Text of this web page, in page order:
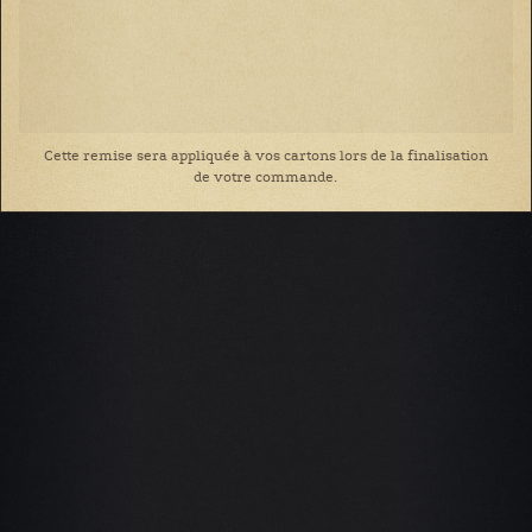
Cette remise sera appliquée à vos cartons lors de la finalisation
de votre commande.